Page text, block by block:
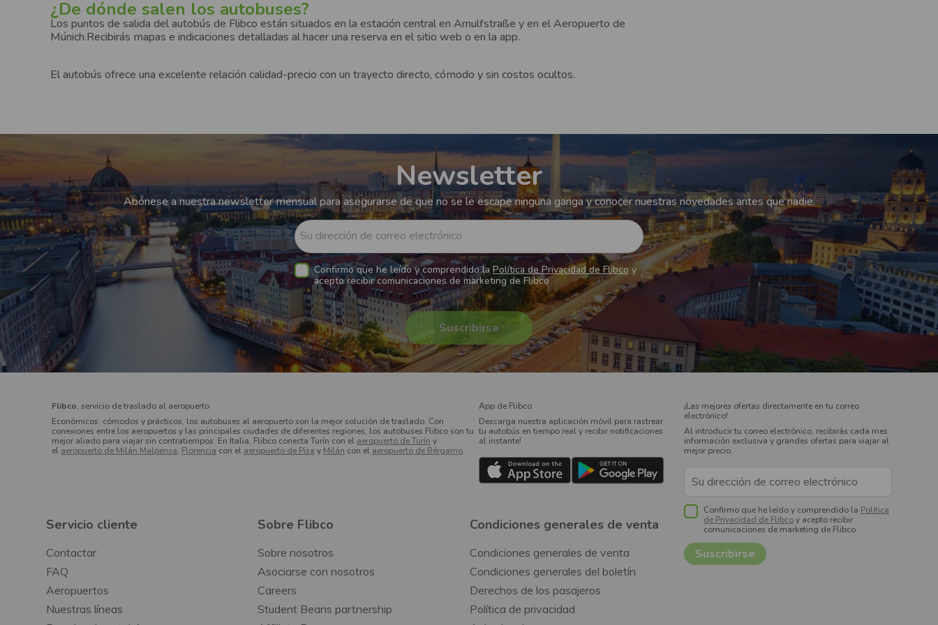
¿De dónde salen los autobuses?
Los puntos de salida del autobús de Flibco están situados en la estación central en Arnulfstraße y en el Aeropuerto de
Múnich.Recibirás mapas e indicaciones detalladas al hacer una reserva en el sitio web o en la app.
El autobús ofrece una excelente relación calidad-precio con un trayecto directo, cómodo y sin costos ocultos.
Newsletter
Abónese a nuestra newsletter mensual para asegurarse de que no se le escape ninguna ganga y conocer nuestras novedades antes que nadie.
Su dirección de correo electrónico
Confirmo que he leído y comprendido la Política de Privacidad de Flibco y
acepto recibir comunicaciones de marketing de Flibco
¡Las mejores ofertas directamente en tu correo
electrónico!
Al introducir tu correo electrónico, recibirás cada mes
información exclusiva y grandes ofertas para viajar al
mejor precio.
Confirmo que he leído y comprendido la Política
de Privacidad de Flibcoy acepto recibir
comunicaciones de marketing de Flibco
Flibco, servicio de traslado al aeropuerto
Económicos, cómodos y prácticos, los autobuses al aeropuerto son la mejor solución de traslado. Con
conexiones entre los aeropuertos y las principales ciudades de diferentes regiones, los autobuses Flibco son tu
mejor aliado para viajar sin contratiempos. En Italia, Flibco conecta Turín con el aeropuerto de Turín y
el aeropuerto de Milán Malpensa, Florencia con el aeropuerto de Pisa y Milán con el aeropuerto de Bérgamo.
App de Flibco
Descarga nuestra aplicación móvil para rastrear
tu autobús en tiempo real y recibir notificaciones
al instante!
Servicio cliente
Contactar
FAQ
Aeropuertos
Nuestras líneas
Sobre Flibco
Sobre nosotros
Asociarse con nosotros
Careers
Student Beans partnership
Condiciones generales de venta
Condiciones generales de venta
Condiciones generales del boletín
Derechos de los pasajeros
Política de privacidad